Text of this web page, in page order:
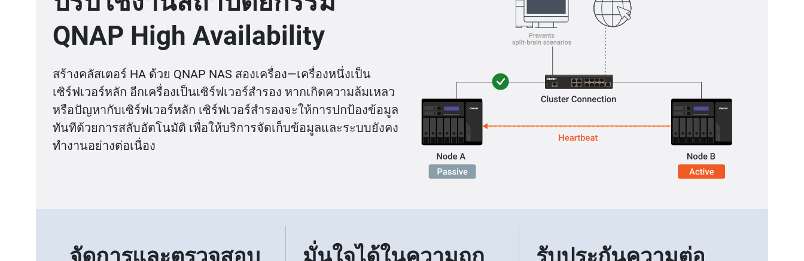
QNAP High Availability
สร้างคลัสเตอร์ HA ด้วย QNAP NAS สองเครื่อง—เครื่องหนึ่งเป็น
เซิร์ฟเวอร์หลัก อีกเครื่องเป็นเซิร์ฟเวอร์สำรอง หากเกิดความล้มเหลว
หรือปัญหากับเซิร์ฟเวอร์หลัก เซิร์ฟเวอร์สำรองจะให้การปกป้องข้อมูล
ทันทีด้วยการสลับอัตโนมัติ เพื่อให้บริการจัดเก็บข้อมูลและระบบยังคง
ทำงานอย่างต่อเนื่อง